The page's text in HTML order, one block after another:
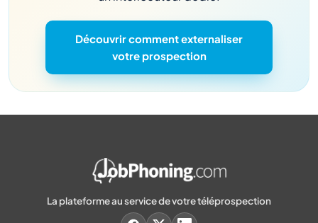
Découvrir comment externaliser
votre prospection
La plateforme au service de votre téléprospection